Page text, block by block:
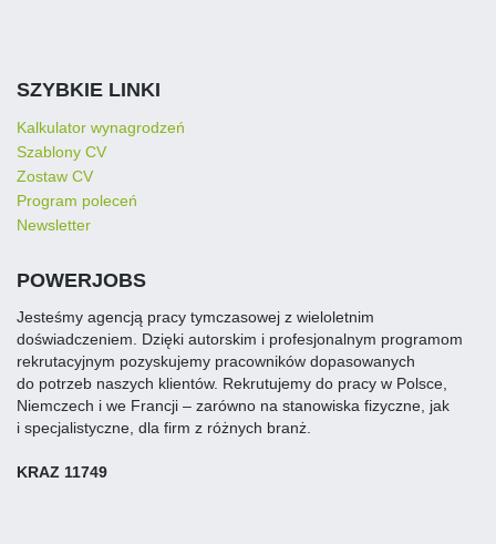
SZYBKIE LINKI
Kalkulator wynagrodzeń
Szablony CV
Zostaw CV
Program poleceń
Newsletter
POWERJOBS
Jesteśmy agencją pracy tymczasowej z wieloletnim
doświadczeniem. Dzięki autorskim i profesjonalnym programom
rekrutacyjnym pozyskujemy pracowników dopasowanych
do potrzeb naszych klientów. Rekrutujemy do pracy w Polsce,
Niemczech i we Francji – zarówno na stanowiska fizyczne, jak
i specjalistyczne, dla firm z różnych branż.
KRAZ 11749